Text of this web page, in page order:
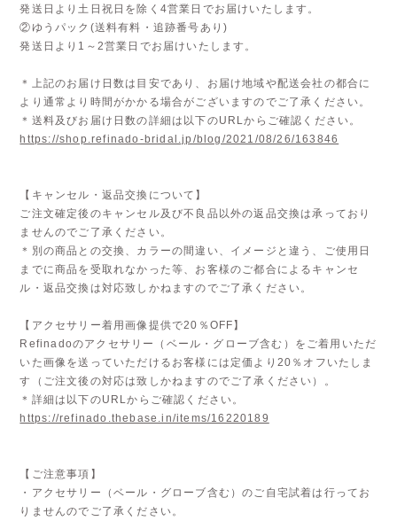
発送日より土日祝日を除く4営業日でお届けいたします。
②ゆうパック(送料有料・追跡番号あり)
発送日より1～2営業日でお届けいたします。
＊上記のお届け日数は目安であり、お届け地域や配送会社の都合に
より通常より時間がかかる場合がございますのでご了承ください。
＊送料及びお届け日数の詳細は以下のURLからご確認ください。
https://shop.refinado-bridal.jp/blog/2021/08/26/163846
【キャンセル・返品交換について】
ご注文確定後のキャンセル及び不良品以外の返品交換は承っており
ませんのでご了承ください。
＊別の商品との交換、カラーの間違い、イメージと違う、ご使用日
までに商品を受取れなかった等、お客様のご都合によるキャンセ
ル・返品交換は対応致しかねますのでご了承ください。
【アクセサリー着用画像提供で20％OFF】
Refinadoのアクセサリー（ベール・グローブ含む）をご着用いただ
いた画像を送っていただけるお客様には定価より20％オフいたしま
す（ご注文後の対応は致しかねますのでご了承ください）。
＊詳細は以下のURLからご確認ください。
https://refinado.thebase.in/items/16220189
【ご注意事項】
・アクセサリー（ベール・グローブ含む）のご自宅試着は行ってお
りませんのでご了承ください。